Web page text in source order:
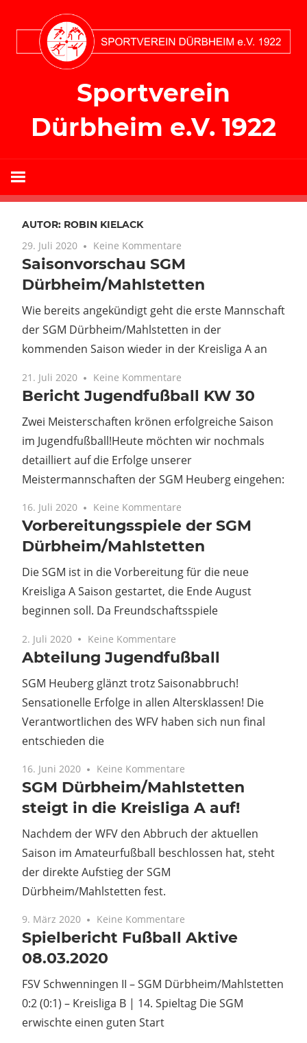
Inhalt
springen
Sportverein
Dürbheim e.V. 1922
AUTOR: ROBIN KIELACK
29. Juli 2020 Keine Kommentare
Saisonvorschau SGM
Dürbheim/Mahlstetten
Wie bereits angekündigt geht die erste Mannschaft
der SGM Dürbheim/Mahlstetten in der
kommenden Saison wieder in der Kreisliga A an
21. Juli 2020 Keine Kommentare
Bericht Jugendfußball KW 30
Zwei Meisterschaften krönen erfolgreiche Saison
im Jugendfußball!Heute möchten wir nochmals
detailliert auf die Erfolge unserer
Meistermannschaften der SGM Heuberg eingehen:
16. Juli 2020 Keine Kommentare
Vorbereitungsspiele der SGM
Dürbheim/Mahlstetten
Die SGM ist in die Vorbereitung für die neue
Kreisliga A Saison gestartet, die Ende August
beginnen soll. Da Freundschaftsspiele
2. Juli 2020 Keine Kommentare
Abteilung Jugendfußball
SGM Heuberg glänzt trotz Saisonabbruch!
Sensationelle Erfolge in allen Altersklassen! Die
Verantwortlichen des WFV haben sich nun final
entschieden die
16. Juni 2020 Keine Kommentare
SGM Dürbheim/Mahlstetten
steigt in die Kreisliga A auf!
Nachdem der WFV den Abbruch der aktuellen
Saison im Amateurfußball beschlossen hat, steht
der direkte Aufstieg der SGM
Dürbheim/Mahlstetten fest.
9. März 2020 Keine Kommentare
Spielbericht Fußball Aktive
08.03.2020
FSV Schwenningen II – SGM Dürbheim/Mahlstetten
0:2 (0:1) – Kreisliga B | 14. Spieltag Die SGM
erwischte einen guten Start